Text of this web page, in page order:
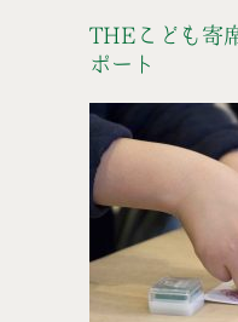
THEこども寄
ポート